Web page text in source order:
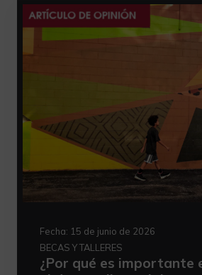
Fecha: 15 de junio de 2026
BECAS Y TALLERES
¿Por qué es importante